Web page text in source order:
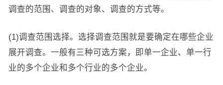
调查的范围、调查的对象、调查的方式等。
(1)调查范围选择。选择调查范围就是要确定在哪些企业
展开调查。一般有三种可选方案，即单一企业、单一行
业的多个企业和多个行业的多个企业。